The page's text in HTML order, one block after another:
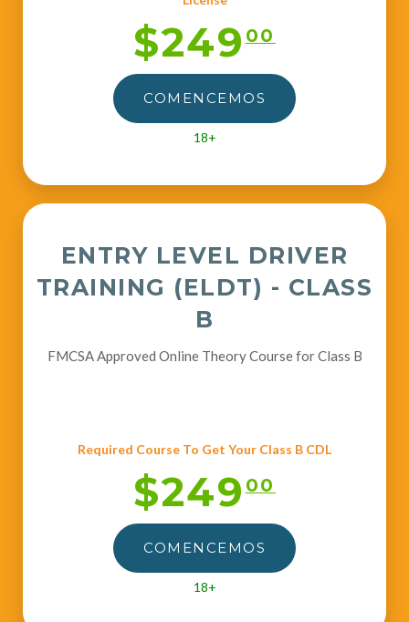
$24900
COMENCEMOS
18+
ENTRY LEVEL DRIVER
TRAINING (ELDT) - CLASS
B
FMCSA Approved Online Theory Course for Class B
Required Course To Get Your Class B CDL
$24900
COMENCEMOS
18+